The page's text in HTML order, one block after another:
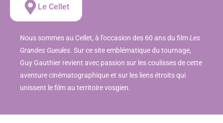
Le Cellet
Nous sommes au Cellet, à l’occasion des 60 ans du filmLes
Grandes Gueules. Sur ce site emblématique du tournage,
Guy Gauthier revient avec passion sur les coulisses de cette
aventure cinématographique et sur les liens étroits qui
unissent le film au territoire vosgien.